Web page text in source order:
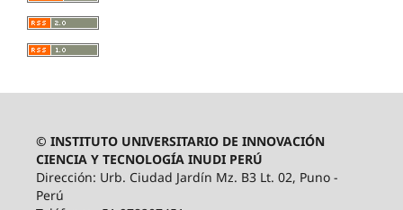
© INSTITUTO UNIVERSITARIO DE INNOVACIÓN
CIENCIA Y TECNOLOGÍA INUDI PERÚ
Dirección: Urb. Ciudad Jardín Mz. B3 Lt. 02, Puno -
Perú